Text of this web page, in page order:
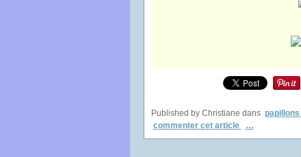
Published by Christiane dans
commenter cet article
…